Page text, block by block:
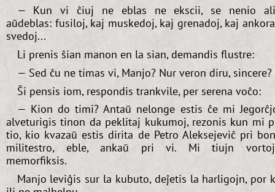
— Kun vi ĉiuj ne eblas ne ekscii, se nenio
aŭdeblas: fusiloj, kaj muskedoj, kaj grenadoj, kaj
svedoj...
Li prenis ŝian manon en la sian, demandis flustre:
— Sed ĉu ne timas vi, Manjo? Nur veron diru, sincere?
Ŝi pensis iom, respondis trankvile, per serena voĉo:
— Kion do timi? Antaŭ nelonge estis ĉe mi
alveturigis tinon da peklitaj kukumoj, rezonis kun mi
tio, kio kvazaŭ estis dirita de Petro Aleksejeviĉ pri
militestro, eble, ankaŭ pri vi. Mi tiujn
memorfiksis.
Manjo leviĝis sur la kubuto, deĵetis la harligojn, por